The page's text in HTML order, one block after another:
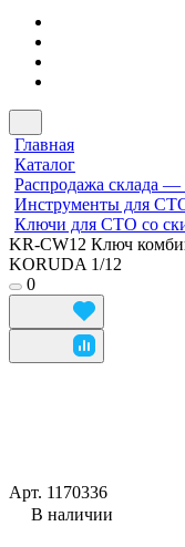
Главная
Каталог
Распродажа склада —
Инструменты для
Ключи для СТО со
KR-CW12 Ключ
KORUDA 1/12
0
Арт. 1170336
В наличии